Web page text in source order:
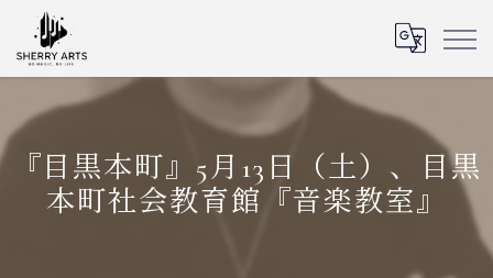
『目黒本町』5月13日（土）、目黒
本町社会教育館『音楽教室』